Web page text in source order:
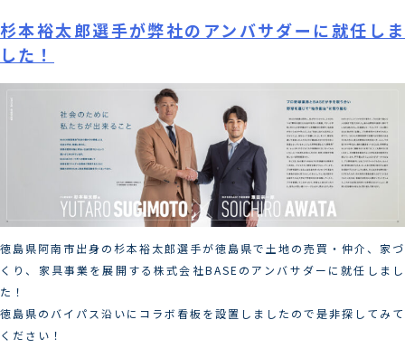
杉本裕太郎選手が弊社のアンバサダーに就任しま
した！
徳島県阿南市出身の杉本裕太郎選手が徳島県で土地の売買・仲介、家づ
くり、家具事業を展開する株式会社BASEのアンバサダーに就任しまし
た！
徳島県のバイパス沿いにコラボ看板を設置しましたので是非探してみて
ください！